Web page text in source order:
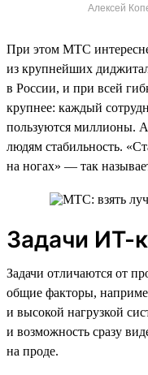
Алексей
При этом МТС
из крупнейших
в России, и при всей
крупнее: каждый
пользуются миллионы.
людям стабильность.
на ногах» — так
Задачи ИТ-
Задачи отличаются от
общие факторы,
и высокой нагрузкой
и возможность сразу
на проде.